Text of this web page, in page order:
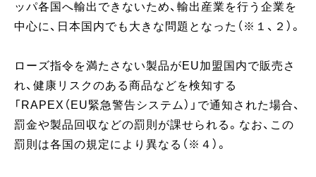
ッパ各国へ輸出できないため、輸出産業を行う企業を
中心に、日本国内でも大きな問題となった（※１、２）。
ローズ指令を満たさない製品がEU加盟国内で販売さ
れ、健康リスクのある商品などを検知する
「RAPEX（EU緊急警告システム）」で通知された場合、
罰金や製品回収などの罰則が課せられる。なお、この
罰則は各国の規定により異なる（※４）。